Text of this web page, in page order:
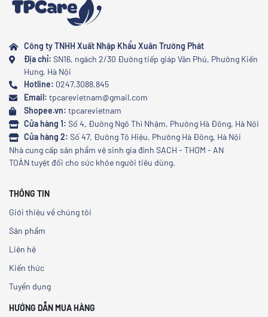
Công ty TNHH Xuất Nhập Khẩu Xuân Trường Phát
Địa chỉ: SN16, ngách 2/30 Đường tiếp giáp Văn Phú, Phường Kiến
Hưng, Hà Nội
Hotline: 0247.3088.845
Email: tpcarevietnam@gmail.com
Shopee.vn: tpcarevietnam
Cửa hàng 1: Số 4, Đường Ngô Thì Nhậm, Phường Hà Đông, Hà Nội
Cửa hàng 2: Số 47, Đường Tô Hiệu, Phường Hà Đông, Hà Nội
Nhà cung cấp sản phẩm vệ sinh gia đình SẠCH - THƠM - AN
TOÀN tuyệt đối cho sức khỏe người tiêu dùng.
THÔNG TIN
Giới thiệu về chúng tôi
Sản phẩm
Liên hệ
Kiến thức
Tuyển dụng
HƯỚNG DẪN MUA HÀNG